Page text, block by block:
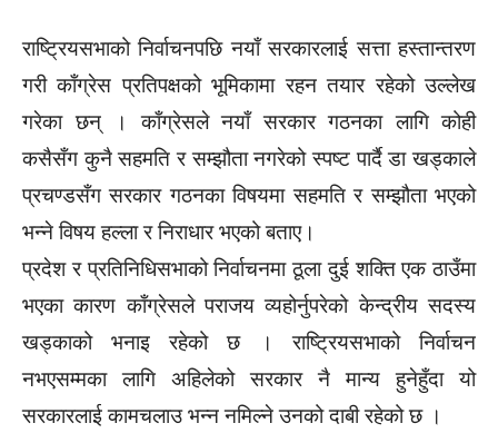
राष्ट्रियसभाको निर्वाचनपछि नयाँ सरकारलाई सत्ता हस्तान्तरण
गरी काँग्रेस प्रतिपक्षको भूमिकामा रहन तयार रहेको उल्लेख
गरेका छन् । काँग्रेसले नयाँ सरकार गठनका लागि कोही
कसैसँग कुनै सहमति र सम्झौता नगरेको स्पष्ट पार्दै डा खड्काले
प्रचण्डसँग सरकार गठनका विषयमा सहमति र सम्झौता भएको
भन्ने विषय हल्ला र निराधार भएको बताए।
प्रदेश र प्रतिनिधिसभाको निर्वाचनमा ठूला दुई शक्ति एक ठाउँमा
भएका कारण काँग्रेसले पराजय व्यहोर्नुपरेको केन्द्रीय सदस्य
खड्काको भनाइ रहेको छ । राष्ट्रियसभाको निर्वाचन
नभएसम्मका लागि अहिलेको सरकार नै मान्य हुनेहुँदा यो
सरकारलाई कामचलाउ भन्न नमिल्ने उनको दाबी रहेको छ ।